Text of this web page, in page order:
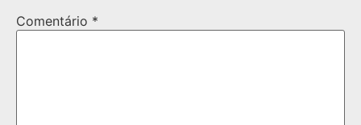
Comentário *